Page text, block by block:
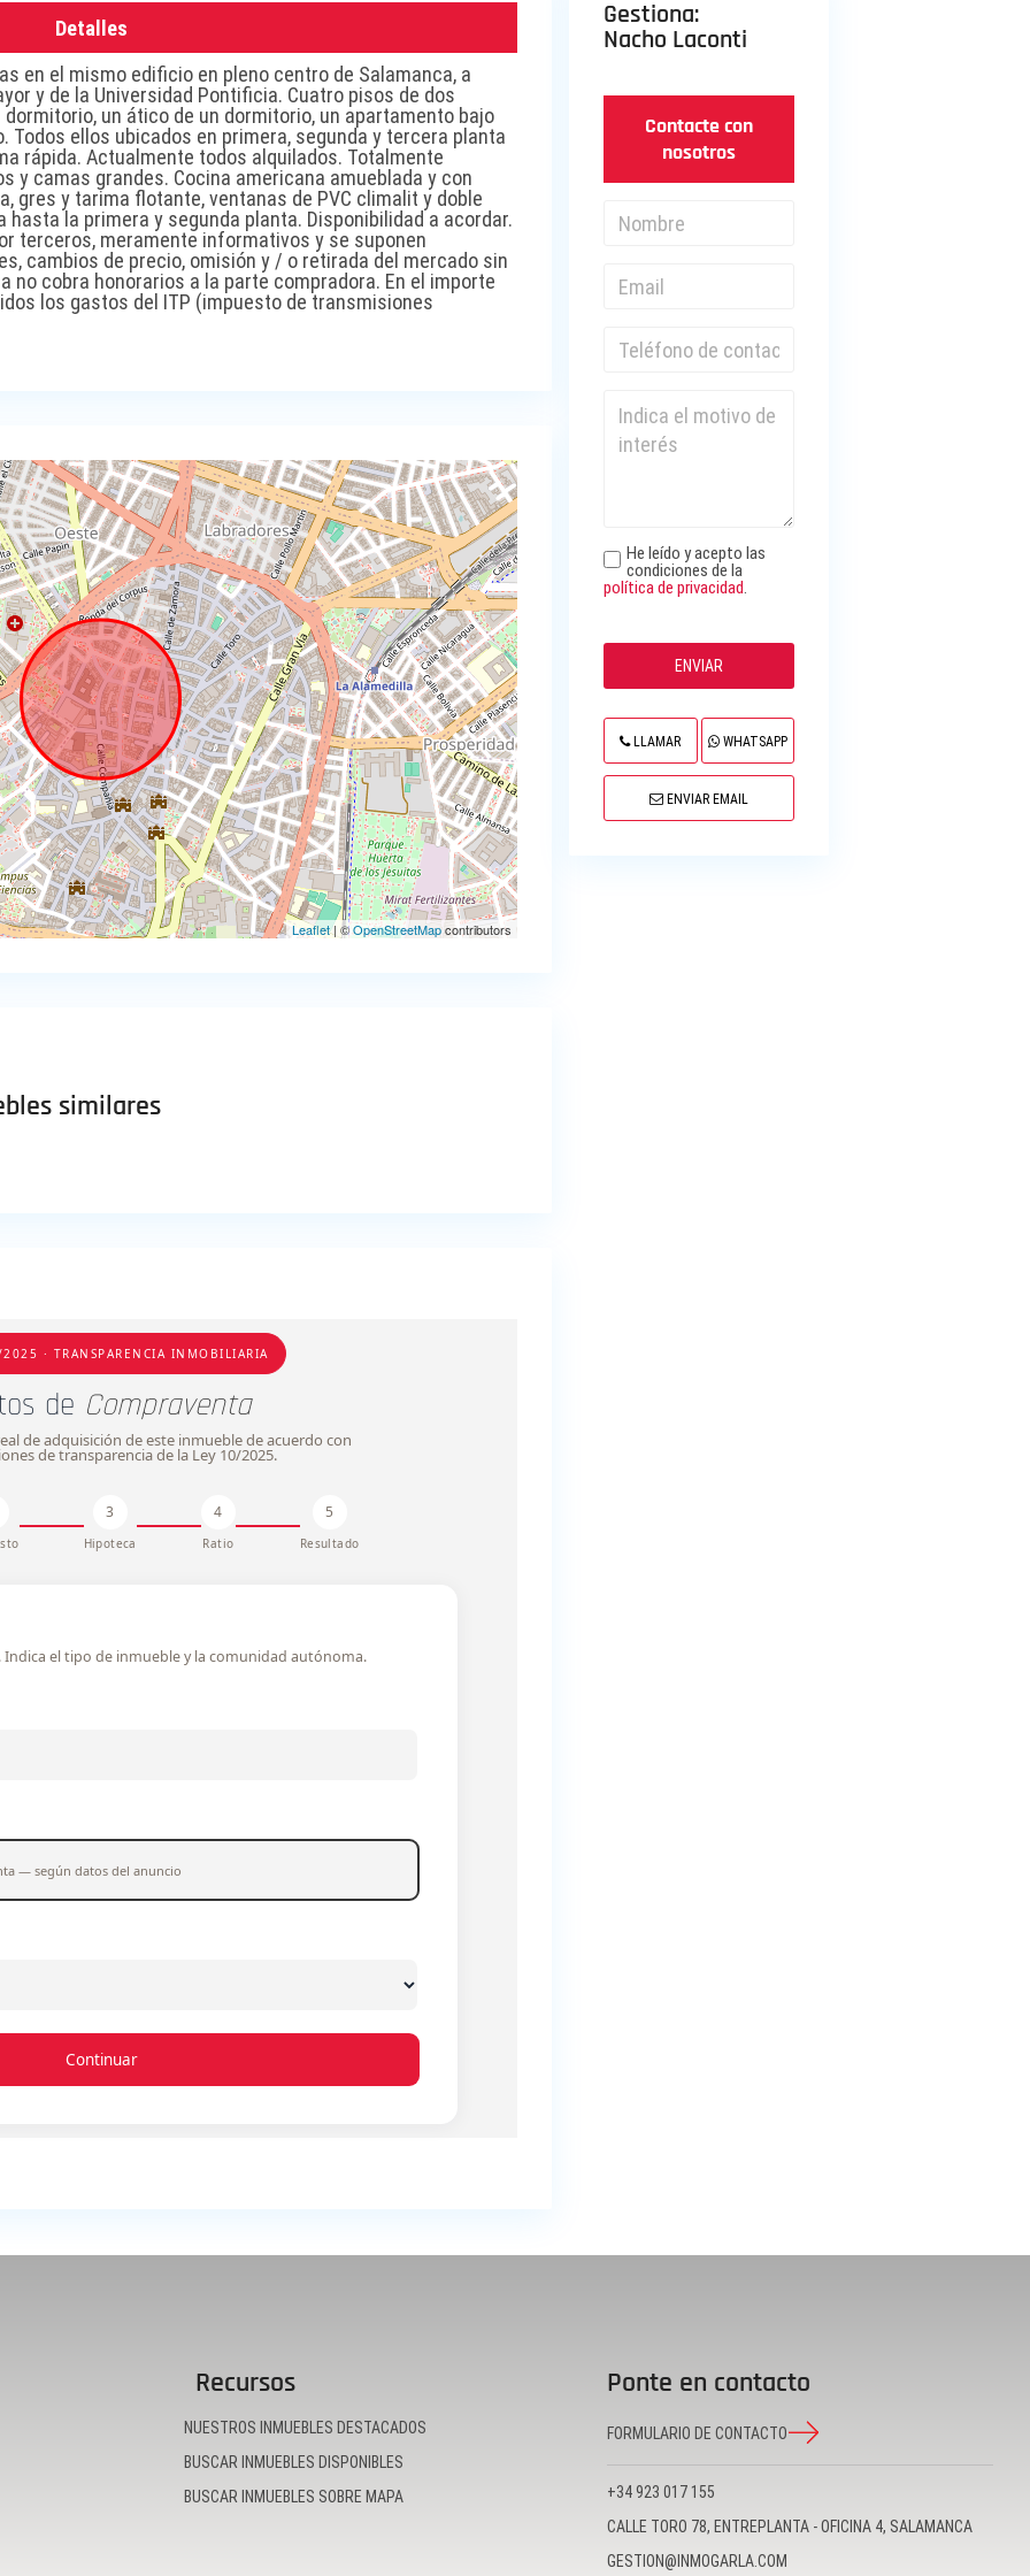
Detalles
en el mismo edificio en pleno centro de Salamanca, a
y de la Universidad Pontificia. Cuatro pisos de dos
un ático de un dormitorio, un apartamento bajo
Todos ellos ubicados en primera, segunda y tercera planta
rápida. Actualmente todos alquilados. Totalmente
y camas grandes. Cocina americana amueblada y con
gres y tarima flotante, ventanas de PVC climalit y doble
la primera y segunda planta. Disponibilidad a acordar.
terceros, meramente informativos y se suponen
cambios de precio, omisión y / o retirada del mercado sin
no cobra honorarios a la parte compradora. En el importe
los gastos del ITP (impuesto de transmisiones
Leaflet| ©OpenStreetMapcontributors
similares
· TRANSPARENCIA INMOBILIARIA
de Compraventa
de adquisición de este inmueble de acuerdo con
de transparencia de la Ley 10/2025.
3
Hipoteca
4
Ratio
5
Resultado
Indica el tipo de inmueble y la comunidad autónoma.
— según datos del anuncio
Continuar
Gestiona:
Nacho Laconti
Contacte con
nosotros
He leído y acepto las
condiciones de la
política de privacidad.
LLAMAR WHATSAPP
ENVIAR EMAIL
Recursos
NUESTROS INMUEBLES DESTACADOS
BUSCAR INMUEBLES DISPONIBLES
BUSCAR INMUEBLES SOBRE MAPA
Ponte en contacto
FORMULARIO DE CONTACTO
+34 923 017 155
CALLE TORO 78, ENTREPLANTA - OFICINA 4, SALAMANCA
GESTION@INMOGARLA.COM